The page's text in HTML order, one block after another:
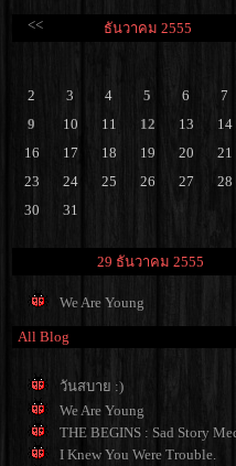
<< ธันวาคม 2555
2
3 4 5 6 7
9
10 11 12 13 14
16
17 18 19 20 21
23
24 25 26 27 28
30
31
29 ธันวาคม 2555
We Are Young
All Blog
วันสบาย :)
We Are Young
THE BEGINS : Sad Story
I Knew You Were Trouble.